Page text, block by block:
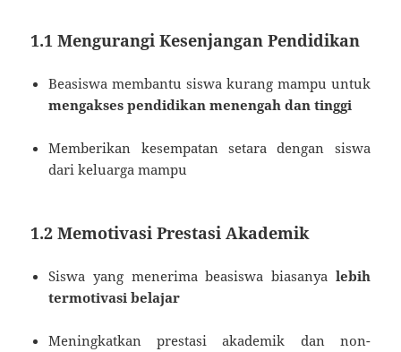
1.1 Mengurangi Kesenjangan Pendidikan
Beasiswa membantu siswa kurang mampu untuk
mengakses pendidikan menengah dan tinggi
Memberikan kesempatan setara dengan siswa
dari keluarga mampu
1.2 Memotivasi Prestasi Akademik
Siswa yang menerima beasiswa biasanya lebih
termotivasi belajar
Meningkatkan prestasi akademik dan non-